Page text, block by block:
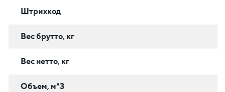
Штрихкод
Вес брутто, кг
Вес нетто, кг
Объем, м^3